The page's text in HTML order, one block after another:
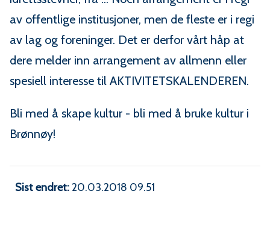
av offentlige institusjoner, men de fleste er i regi
av lag og foreninger. Det er derfor vårt håp at
dere melder inn arrangement av allmenn eller
spesiell interesse til AKTIVITETSKALENDEREN.
Bli med å skape kultur - bli med å bruke kultur i
Brønnøy!
Sist endret 20.03.2018 09.51